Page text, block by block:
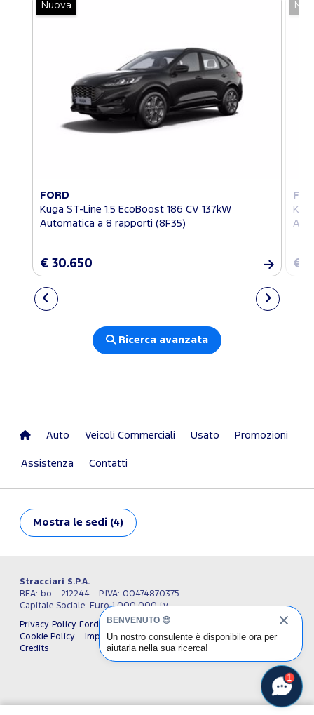
Nuova
FORD
Kuga ST-Line 1.5 EcoBoost 186 CV 137kW
Automatica a 8 rapporti (8F35)
€ 30.650 €
Ricerca avanzata
Auto Veicoli Commerciali Usato Promozioni
Assistenza Contatti
Mostra le sedi (4)
Stracciari S.P.A.
REA: bo - 212244 - P.IVA: 00474870375
Capitale Sociale: Euro 1.000.000 i.v.
Privacy Policy Ford Italia
Privacy Policy Stracciari S.P.A.
Cookie Policy
Impostazioni cookie
Termini e condizioni
Credits
1
BENVENUTO 😊
Un nostro consulente è disponibile ora per
aiutarla nella sua ricerca!